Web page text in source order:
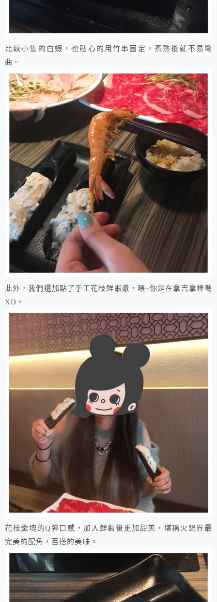
比較小隻的白蝦，也貼心的用竹串固定，煮熟後就不易彎
曲。
此外，我們還加點了手工花枝鮮蝦漿，喂~你是在拿吉拿棒嗎
XD。
花枝羹塊的Q彈口感，加入鮮蝦後更加甜美，堪稱火鍋界最
完美的配角，百搭的美味。